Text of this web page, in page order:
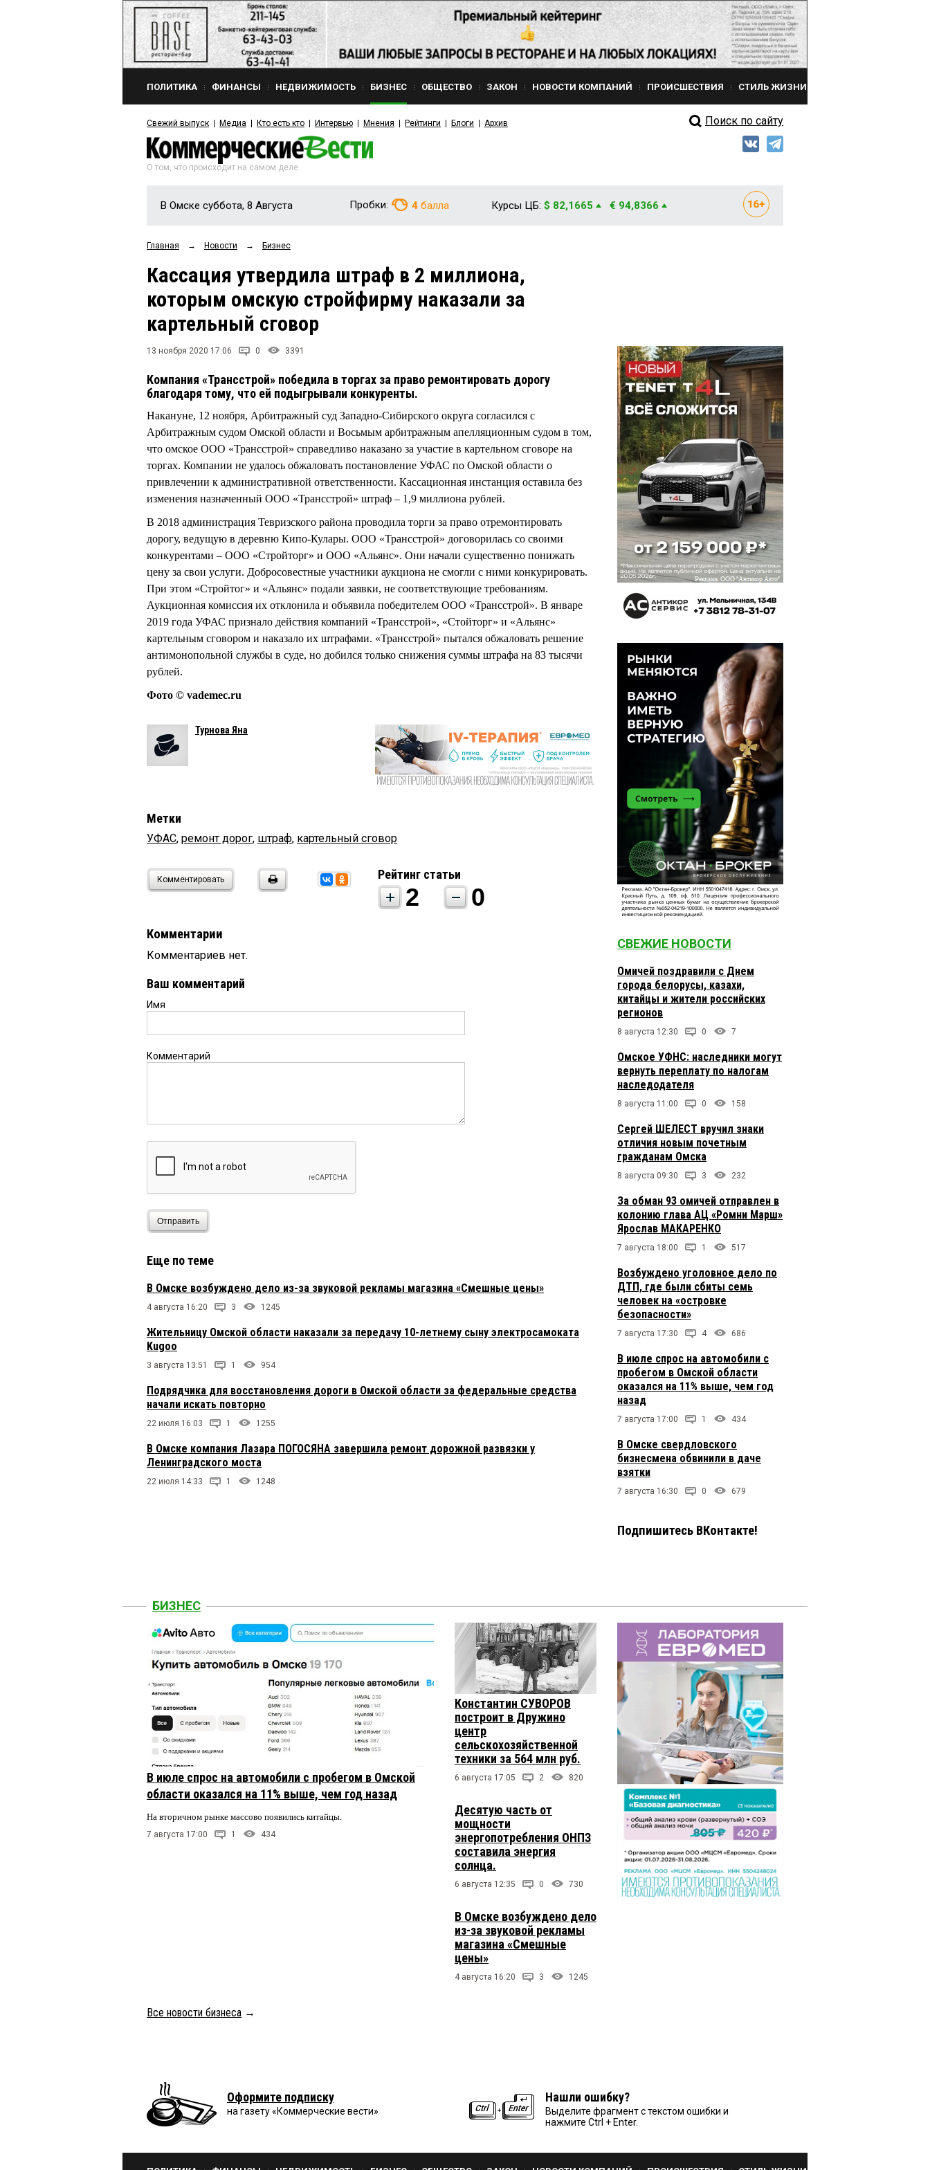
ПОЛИТИКА ФИНАНСЫ НЕДВИЖИМОСТЬ БИЗНЕС ОБЩЕСТВО ЗАКОН НОВОСТИ КОМПАНИЙ ПРОИСШЕСТВИЯ СТИЛЬ ЖИЗНИ
Свежий выпуск Медиа Кто есть кто Интервью Мнения Рейтинги Блоги Архив Поиск по сайту
О том, что происходит на самом деле
В Омске суббота, 8 Августа Пробки: 4 балла Курсы ЦБ: $ 82,1665 € 94,8366
Главная → Новости → Бизнес
Кассация утвердила штраф в 2 миллиона,
которым омскую стройфирму наказали за
картельный сговор
13 ноября 2020 17:06 0 3391
Компания «Трансстрой» победила в торгах за право ремонтировать дорогу
благодаря тому, что ей подыгрывали конкуренты.
Накануне, 12 ноября, Арбитражный суд Западно-Сибирского округа согласился с
Арбитражным судом Омской области и Восьмым арбитражным апелляционным судом в том,
что омское ООО «Трансстрой» справедливо наказано за участие в картельном сговоре на
торгах. Компании не удалось обжаловать постановление УФАС по Омской области о
привлечении к административной ответственности. Кассационная инстанция оставила без
изменения назначенный ООО «Трансстрой» штраф – 1,9 миллиона рублей.
В 2018 администрация Тевризского района проводила торги за право отремонтировать
дорогу, ведущую в деревню Кипо-Кулары. ООО «Трансстрой» договорилась со своими
конкурентами – ООО «Стройторг» и ООО «Альянс». Они начали существенно понижать
цену за свои услуги. Добросовестные участники аукциона не смогли с ними конкурировать.
При этом «Стройтог» и «Альянс» подали заявки, не соответствующие требованиям.
Аукционная комиссия их отклонила и объявила победителем ООО «Трансстрой». В январе
2019 года УФАС признало действия компаний «Трансстрой», «Стойторг» и «Альянс»
картельным сговором и наказало их штрафами. «Трансстрой» пытался обжаловать решение
антимонопольной службы в суде, но добился только снижения суммы штрафа на 83 тысячи
рублей.
Фото © vademec.ru
Турнова Яна
Метки
УФАС, ремонт дорог, штраф, картельный сговор
Комментировать Рейтинг статьи
2 0
Комментарии
Комментариев нет.
Ваш комментарий
Имя
Комментарий
Отправить
Еще по теме
В Омске возбуждено дело из-за звуковой рекламы магазина «Смешные цены»
4 августа 16:20 3 1245
Жительницу Омской области наказали за передачу 10-летнему сыну электросамоката
Kugoo
3 августа 13:51 1 954
Подрядчика для восстановления дороги в Омской области за федеральные средства
начали искать повторно
22 июля 16:03 1 1255
В Омске компания Лазара ПОГОСЯНА завершила ремонт дорожной развязки у
Ленинградского моста
22 июля 14:33 1 1248
СВЕЖИЕ НОВОСТИ
Омичей поздравили с Днем
города белорусы, казахи,
китайцы и жители российских
регионов
8 августа 12:30 0 7
Омское УФНС: наследники могут
вернуть переплату по налогам
наследодателя
8 августа 11:00 0 158
Сергей ШЕЛЕСТ вручил знаки
отличия новым почетным
гражданам Омска
8 августа 09:30 3 232
За обман 93 омичей отправлен в
колонию глава АЦ «Ромни Марш»
Ярослав МАКАРЕНКО
7 августа 18:00 1 517
Возбуждено уголовное дело по
ДТП, где были сбиты семь
человек на «островке
безопасности»
7 августа 17:30 4 686
В июле спрос на автомобили с
пробегом в Омской области
оказался на 11% выше, чем год
назад
7 августа 17:00 1 434
В Омске свердловского
бизнесмена обвинили в даче
взятки
7 августа 16:30 0 679
Подпишитесь ВКонтакте!
БИЗНЕС
В июле спрос на автомобили с пробегом в Омской
области оказался на 11% выше, чем год назад
На вторичном рынке массово появились китайцы.
7 августа 17:00 1 434
Константин СУВОРОВ
построит в Дружино
центр
сельскохозяйственной
техники за 564 млн руб.
6 августа 17:05 2 820
Десятую часть от
мощности
энергопотребления ОНПЗ
составила энергия
солнца.
6 августа 12:35 0 730
В Омске возбуждено дело
из-за звуковой рекламы
магазина «Смешные
цены»
4 августа 16:20 3 1245
Все новости бизнеса →
Оформите подписку
на газету «Коммерческие вести»
Нашли ошибку?
Выделите фрагмент с текстом ошибки и
нажмите Ctrl + Enter.